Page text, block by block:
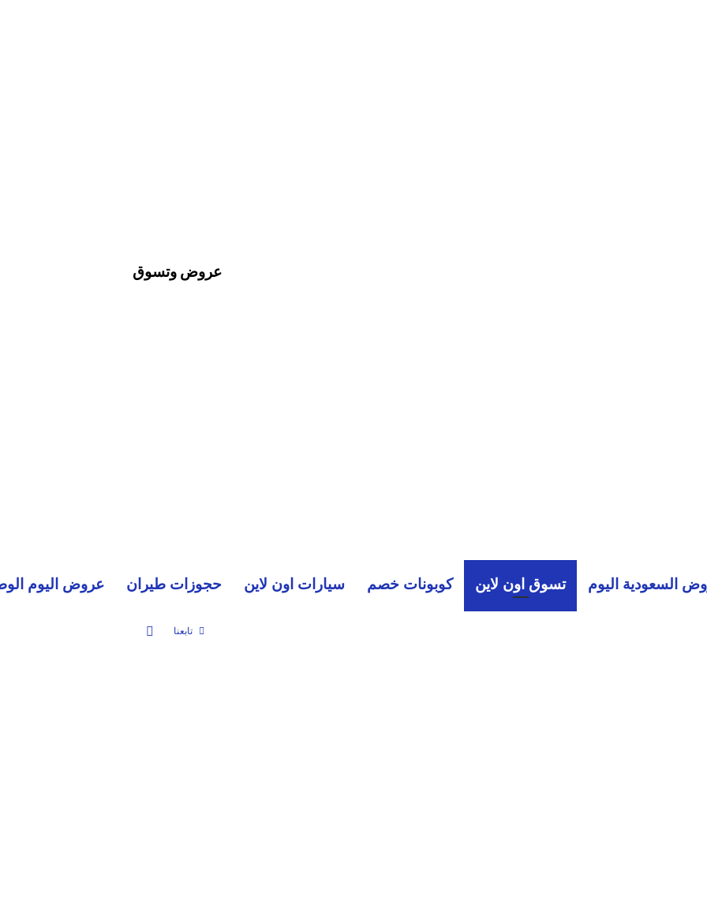
عروض وتسوق
السعودية اليوم تسوق اون لاين كوبونات خصم سيارات اون لاين حجوزات طيران عروض اليوم
تابعنا